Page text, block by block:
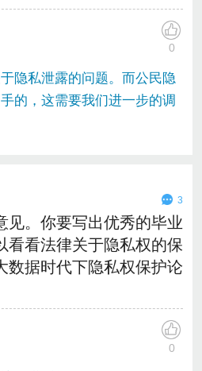
0
隐私泄露的问题。而公民隐
的，这需要我们进一步的调
3
见。你要写出优秀的毕业
看看法律关于隐私权的保
数据时代下隐私权保护论
0